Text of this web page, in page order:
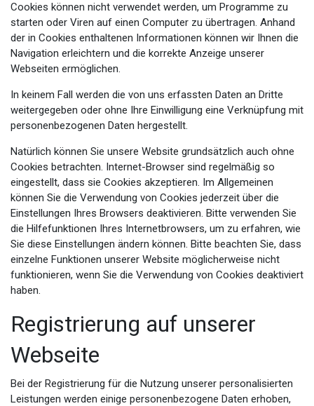
Cookies können nicht verwendet werden, um Programme zu
starten oder Viren auf einen Computer zu übertragen. Anhand
der in Cookies enthaltenen Informationen können wir Ihnen die
Navigation erleichtern und die korrekte Anzeige unserer
Webseiten ermöglichen.
In keinem Fall werden die von uns erfassten Daten an Dritte
weitergegeben oder ohne Ihre Einwilligung eine Verknüpfung mit
personenbezogenen Daten hergestellt.
Natürlich können Sie unsere Website grundsätzlich auch ohne
Cookies betrachten. Internet-Browser sind regelmäßig so
eingestellt, dass sie Cookies akzeptieren. Im Allgemeinen
können Sie die Verwendung von Cookies jederzeit über die
Einstellungen Ihres Browsers deaktivieren. Bitte verwenden Sie
die Hilfefunktionen Ihres Internetbrowsers, um zu erfahren, wie
Sie diese Einstellungen ändern können. Bitte beachten Sie, dass
einzelne Funktionen unserer Website möglicherweise nicht
funktionieren, wenn Sie die Verwendung von Cookies deaktiviert
haben.
Registrierung auf unserer
Webseite
Bei der Registrierung für die Nutzung unserer personalisierten
Leistungen werden einige personenbezogene Daten erhoben,